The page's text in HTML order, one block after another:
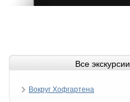
Все экскурсии
Вокруг Хофгартена